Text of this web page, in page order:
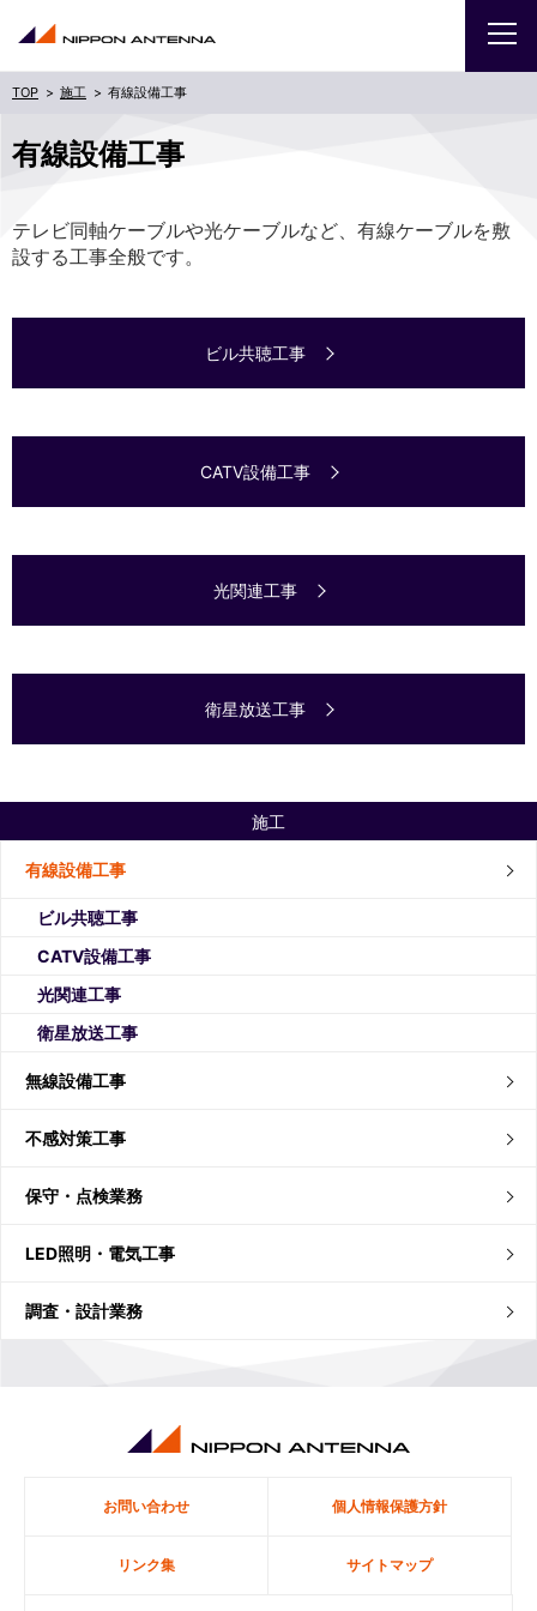
施工 有線設備工事
施工
有線設備工事
ビル共聴工事
CATV設備工事
光関連工事
衛星放送工事
無線設備工事
不感対策工事
保守・点検業務
LED照明・電気工事
調査・設計業務
有線設備工事
テレビ同軸ケーブルや光ケーブルなど、有線ケーブルを敷
設する工事全般です。
ビル共聴工事
CATV設備工事
光関連工事
衛星放送工事
商品・サービス
お問い合わせ
お問い合わせ 個人情報保護方針
リンク集 サイトマップ